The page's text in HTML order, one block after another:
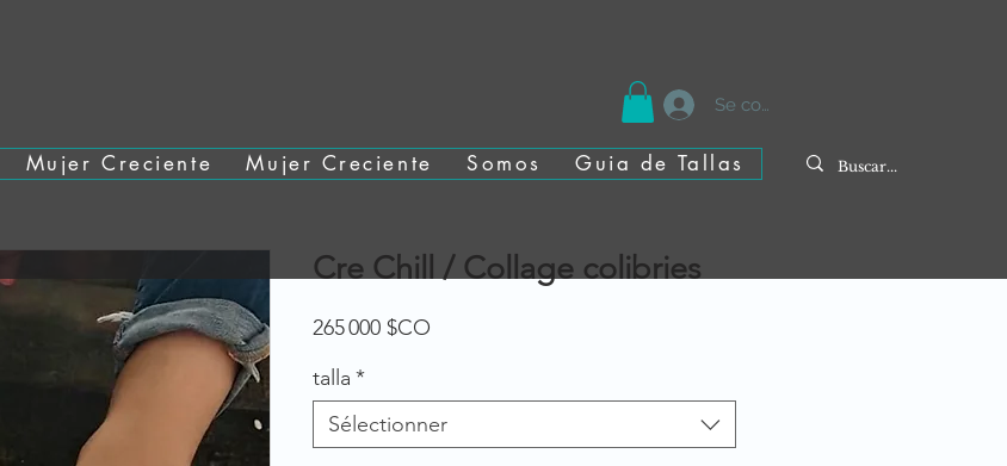
Se connecter
Mujer Creciente Mujer Creciente Somos Guia de Tallas
Cre Chill / Collage colibries
265 000 $CO
talla *
Sélectionner